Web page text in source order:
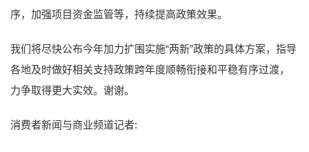
序，加强项目资金监管等，持续提高政策效果。
我们将尽快公布今年加力扩围实施“两新”政策的具体方案，指导
各地及时做好相关支持政策跨年度顺畅衔接和平稳有序过渡，
力争取得更大实效。谢谢。
消费者新闻与商业频道记者: